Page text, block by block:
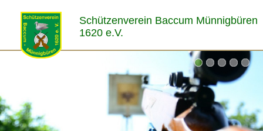
Schützenverein Baccum Münnigbüren
1620 e.V.